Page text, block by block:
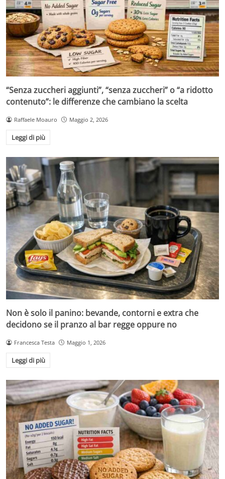
“Senza zuccheri aggiunti”, “senza zuccheri” o “a ridotto
contenuto”: le differenze che cambiano la scelta
Raffaele Moauro Maggio 2, 2026
Leggi di più
Non è solo il panino: bevande, contorni e extra che
decidono se il pranzo al bar regge oppure no
Francesca Testa Maggio 1, 2026
Leggi di più